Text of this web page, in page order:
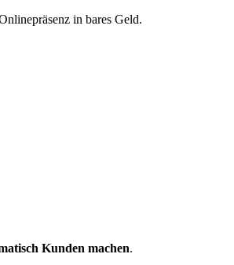
in bares Geld.
Kunden machen.